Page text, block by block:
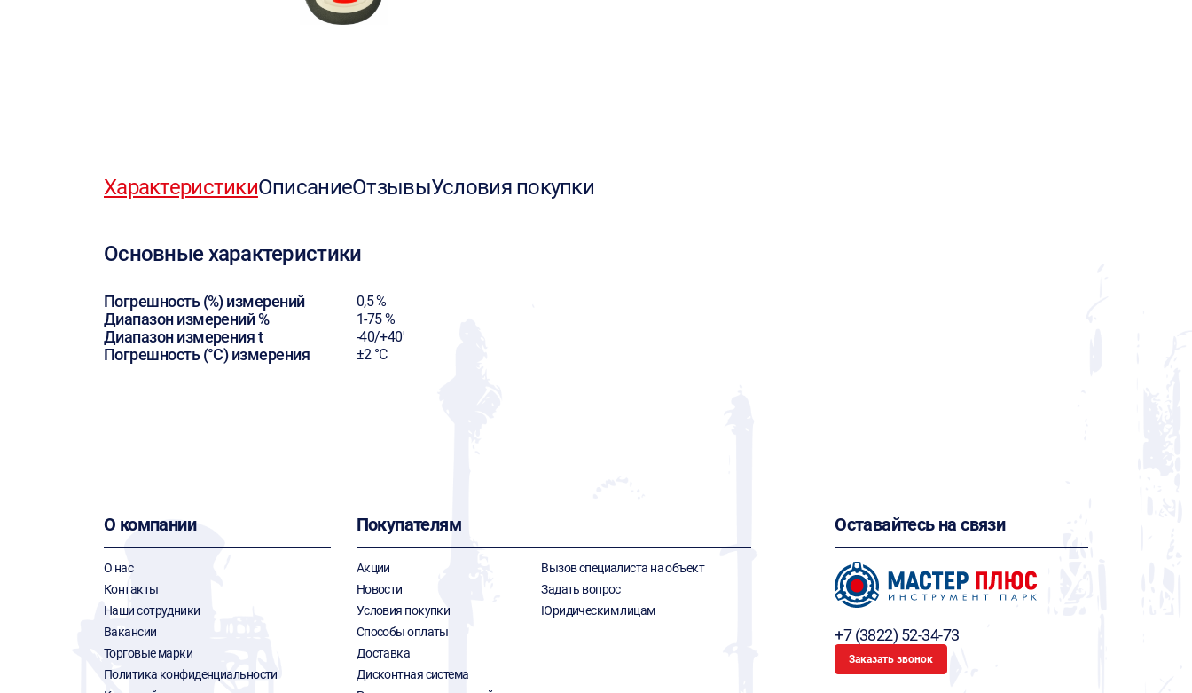
ХарактеристикиОписаниеОтзывыУсловия покупки
Основные характеристики
Погрешность (%) измерений 0,5 %
Диапазон измерений % 1-75 %
Диапазон измерения t -40/+40'
Погрешность (°C) измерения ±2 °С
О компании
О нас
Контакты
Наши сотрудники
Вакансии
Торговые марки
Политика конфиденциальности
Покупателям
Акции
Новости
Условия покупки
Способы оплаты
Доставка
Дисконтная система
Вызов специалиста на объект
Задать вопрос
Юридическим лицам
Оставайтесь на связи
+7 (3822) 52-34-73
Заказать звонок